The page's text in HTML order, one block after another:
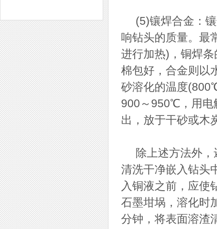
台湾万事达切削科技
(5)镶焊合金：镶
响钻头的质量。最
进行加热)，铜焊
棉包好，合金则以
砂溶化的温度
900～950℃，用电
出，放于干砂或木
除上述方法外，
清洗干净嵌入钻头
入铜液之前，应使
石墨坩埚，溶化时
分钟，将表面溶渣